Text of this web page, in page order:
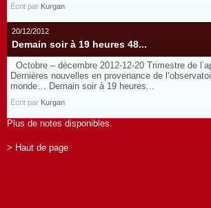
Écrit par Kurgan
20/12/2012
Demain soir à 19 heures 48...
Octobre – décembre 2012-12-20 Trimestre de
Dernières nouvelles en provenance de
monde… Demain soir à 19 heures...
Écrit par Kurgan
Plus de notes disponibles.
> Haut de page